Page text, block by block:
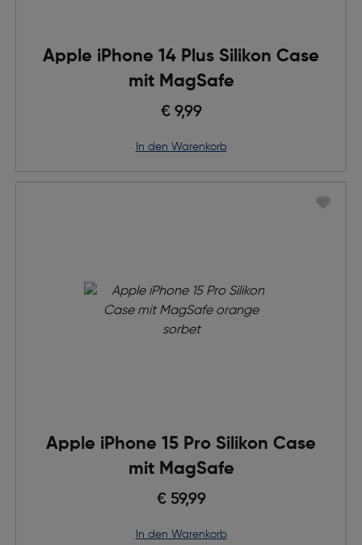
Apple iPhone 14 Plus Silikon Case
mit MagSafe
€ 9,99
in den Warenkorb
Apple iPhone 15 Pro Silikon Case
mit MagSafe
€ 59,99
in den Warenkorb